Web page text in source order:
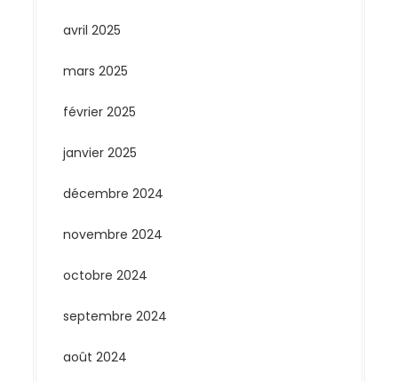
avril 2025
mars 2025
février 2025
janvier 2025
décembre 2024
novembre 2024
octobre 2024
septembre 2024
août 2024